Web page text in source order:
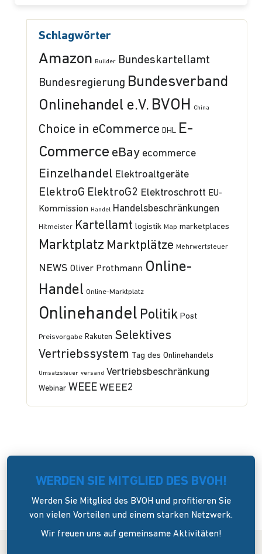
Schlagwörter
Amazon Builder Bundeskartellamt
Bundesregierung Bundesverband
Onlinehandel e.V. BVOH China
Choice in eCommerce DHL E-
Commerce eBay ecommerce
Einzelhandel Elektroaltgeräte
ElektroG ElektroG2 Elektroschrott EU-
Kommission Handel Handelsbeschränkungen
Hitmeister Kartellamt logistik Map marketplaces
Marktplatz Marktplätze Mehrwertsteuer
NEWS Oliver Prothmann Online-
Handel Online-Marktplatz
Onlinehandel Politik Post
Preisvorgabe Rakuten Selektives
Vertriebssystem Tag des Onlinehandels
Umsatzsteuer versand Vertriebsbeschränkung
Webinar WEEE WEEE2
WERDEN SIE MITGLIED DES BVOH!
Werden Sie Mitglied des BVOH und profitieren Sie
von vielen Vorteilen und einem starken Netzwerk.
Wir freuen uns auf gemeinsame Aktivitäten!